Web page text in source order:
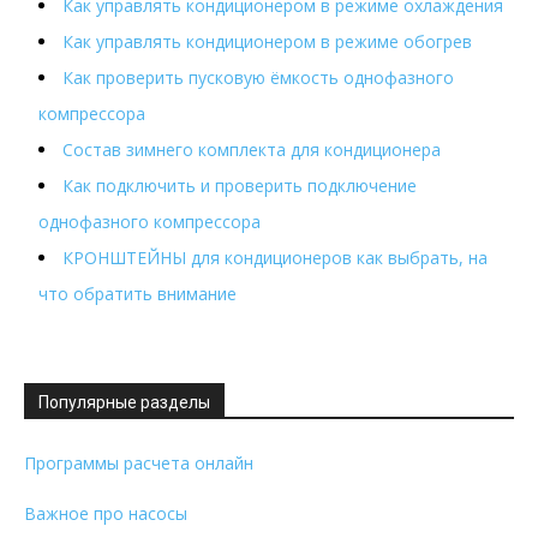
Как управлять кондиционером в режиме охлаждения
Как управлять кондиционером в режиме обогрев
Как проверить пусковую ёмкость однофазного
компрессора
Состав зимнего комплекта для кондиционера
Как подключить и проверить подключение
однофазного компрессора
КРОНШТЕЙНЫ для кондиционеров как выбрать, на
что обратить внимание
Популярные разделы
Программы расчета онлайн
Важное про насосы